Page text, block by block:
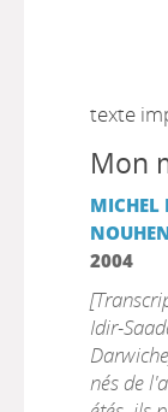
texte
Mon
MICHEL
2004
Idir-
nés de